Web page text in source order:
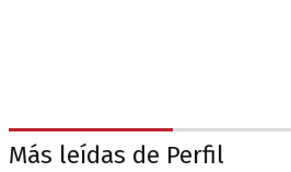
Más leídas de Perfil